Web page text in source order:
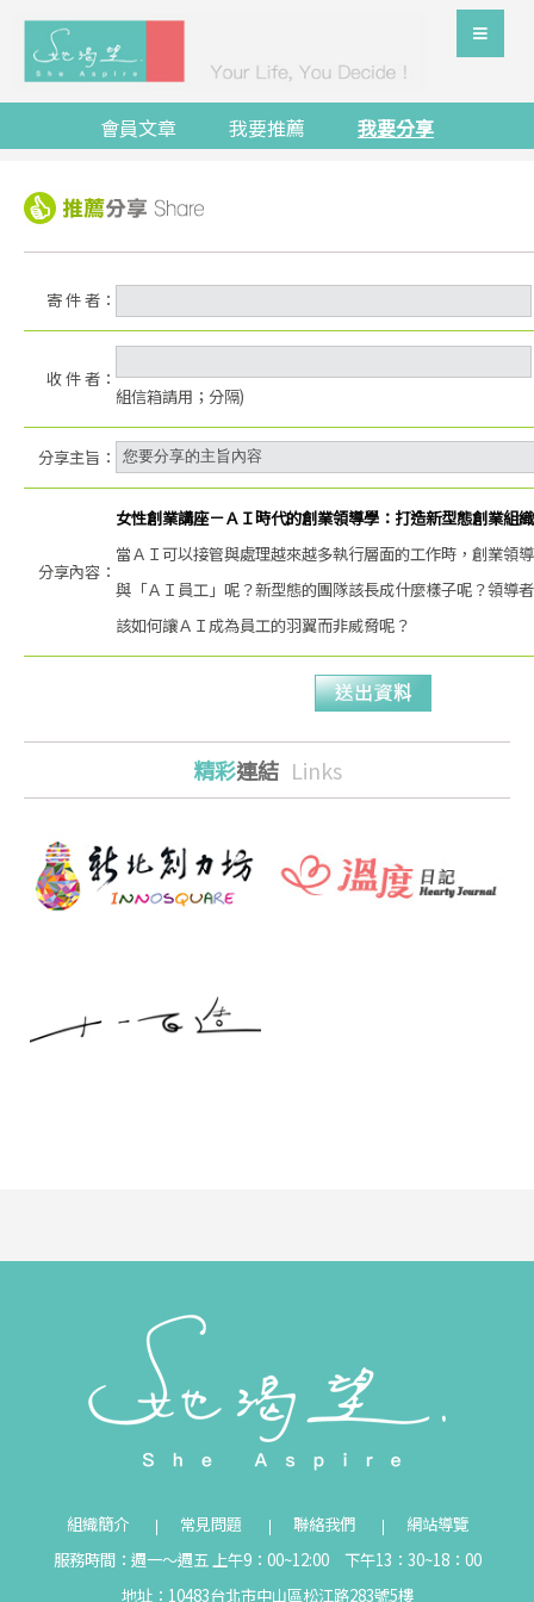
會員文章 我要推薦 我要分享
寄 件 者：
收 件 者：
組信箱請用；分隔)
分享主旨：
分享內容：
女性創業講座－ＡＩ時代的創業領導學：打造新型態創業組織
當ＡＩ可以接管與處理越來越多執行層面的工作時，創業領
與「ＡＩ員工」呢？新型態的團隊該長成什麼樣子呢？領導
該如何讓ＡＩ成為員工的羽翼而非威脅呢？
精彩連結 Links
組織簡介 常見問題 聯絡我們
網站導覽
服務時間：週一～週五 上午9：00~12:00 下午13：30~18：00
地址：10483台北市中山區松江路283號5樓